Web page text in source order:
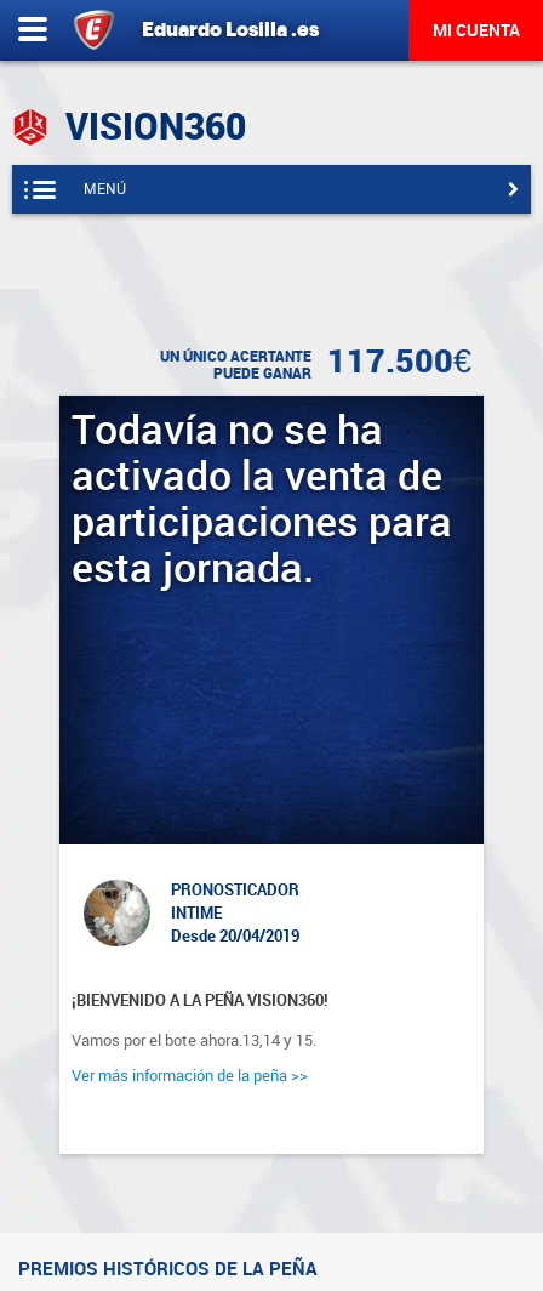
Eduardo Losilla.es MI CUENTA
VISION360
MENÚ
UN ÚNICO ACERTANTE
PUEDE GANAR
117.500€
Todavía no se ha
activado la venta de
participaciones para
esta jornada.
PRONOSTICADOR
INTIME
Desde 20/04/2019
¡BIENVENIDO A LA PEÑA VISION360!
Vamos por el bote ahora.13,14 y 15.
Ver más información de la peña >>
PREMIOS HISTÓRICOS DE LA PEÑA